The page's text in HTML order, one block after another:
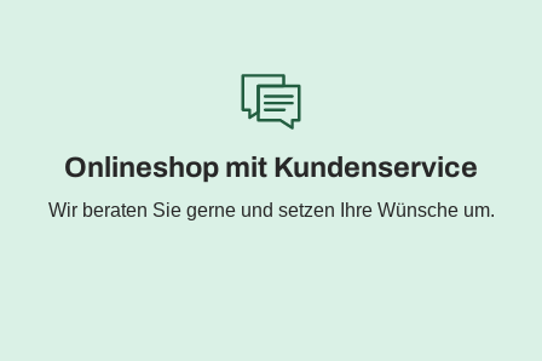
Onlineshop mit Kundenservice
Wir beraten Sie gerne und setzen Ihre Wünsche um.